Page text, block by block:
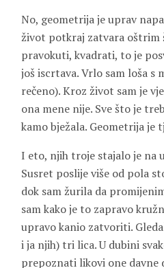
No, geometrija je uprav
život potkraj zatvara oštrim
pravokuti, kvadrati, to je
još iscrtava. Vrlo sam loša s
rečeno). Kroz život sam je
ona mene nije. Sve što je
kamo bježala. Geometrija je
I eto, njih troje stajalo je na
Susret poslije više od pola
dok sam žurila da
sam kako je to zapravo
upravo kanio zatvoriti.
i ja njih) tri lica. U dubini
prepoznati likovi one davne